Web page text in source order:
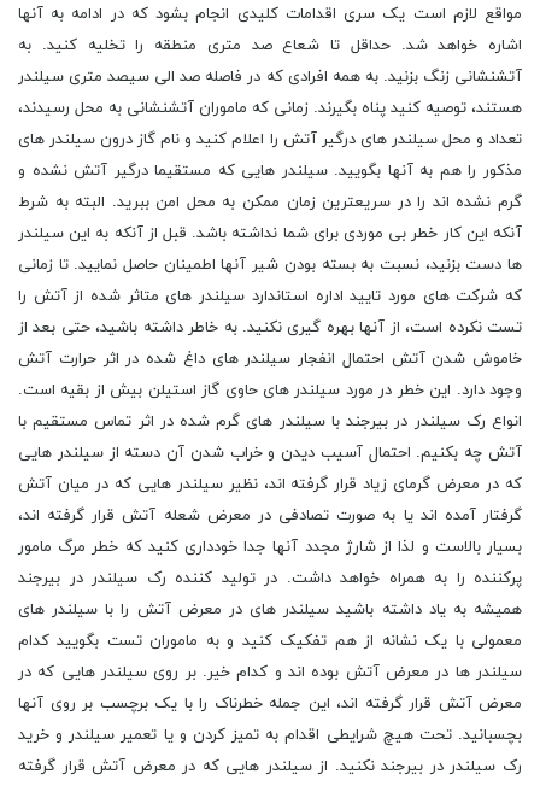
مواقع لازم است یک سری اقدامات کلیدی انجام بشود که در ادامه به آنها
اشاره خواهد شد. حداقل تا شعاع صد متری منطقه را تخلیه کنید. به
آتش‏نشانی زنگ بزنید. به همه افرادی که در فاصله صد الی سیصد متری سیلندر
هستند، توصیه کنید پناه بگیرند. زمانی که ماموران آتش‏نشانی به محل رسیدند،
تعداد و محل سیلندر های درگیر آتش را اعلام کنید و نام گاز درون سیلندر ‏های
مذکور را هم به آنها بگویید. سیلندر ‏هایی که مستقیما درگیر آتش نشده‏ و
گرم نشده‏ اند را در سریعترین زمان ممکن به محل امن ببرید. البته به شرط
آنکه این کار خطر بی ‏موردی برای شما نداشته باشد. قبل از آنکه به این سیلندر
‏ها دست بزنید، نسبت به بسته بودن شیر آنها اطمینان حاصل نمایید. تا زمانی
که شرکت های مورد تایید اداره استاندارد سیلندر ‏های متاثر شده از آتش را
تست نکرده است، از آنها بهره گیری نکنید. به خاطر داشته باشید، حتی بعد از
خاموش شدن آتش احتمال انفجار سیلندر ‏های داغ شده در اثر حرارت آتش
وجود دارد. این خطر در مورد سیلندر ‏های حاوی گاز استیلن بیش از بقیه است.
انواع رک سیلندر در بیرجند با سیلندر های گرم شده در اثر تماس مستقیم با
آتش چه بکنیم. احتمال آسیب دیدن و خراب شدن آن دسته از سیلندر‏ هایی
که در معرض گرمای زیاد قرار گرفته‏ اند، نظیر سیلندر ‏هایی که در میان آتش
گرفتار آمده ‏اند یا به صورت تصادفی در معرض شعله آتش قرار گرفته‏ اند،
بسیار بالاست و لذا از شارژ مجدد آنها جدا خودداری کنید که خطر مرگ مامور
پرکننده را به همراه خواهد داشت. در تولید کننده رک سیلندر در بیرجند
همیشه به یاد داشته باشید سیلندر‏ های در معرض آتش را با سیلندر ‏های
معمولی با یک نشانه از هم تفکیک کنید و به ماموران تست بگویید کدام
سیلندر‏ ها در معرض آتش بوده ‏اند و کدام خیر. بر روی سیلندر‏ هایی که در
معرض آتش قرار گرفته‏ اند، این جمله خطرناک را با یک برچسب بر روی آنها
بچسبانید. تحت هیچ شرایطی اقدام به تمیز کردن و یا تعمیر سیلندر و خرید
رک سیلندر در بیرجند نکنید. از سیلندر ‏هایی که در معرض آتش قرار گرفته